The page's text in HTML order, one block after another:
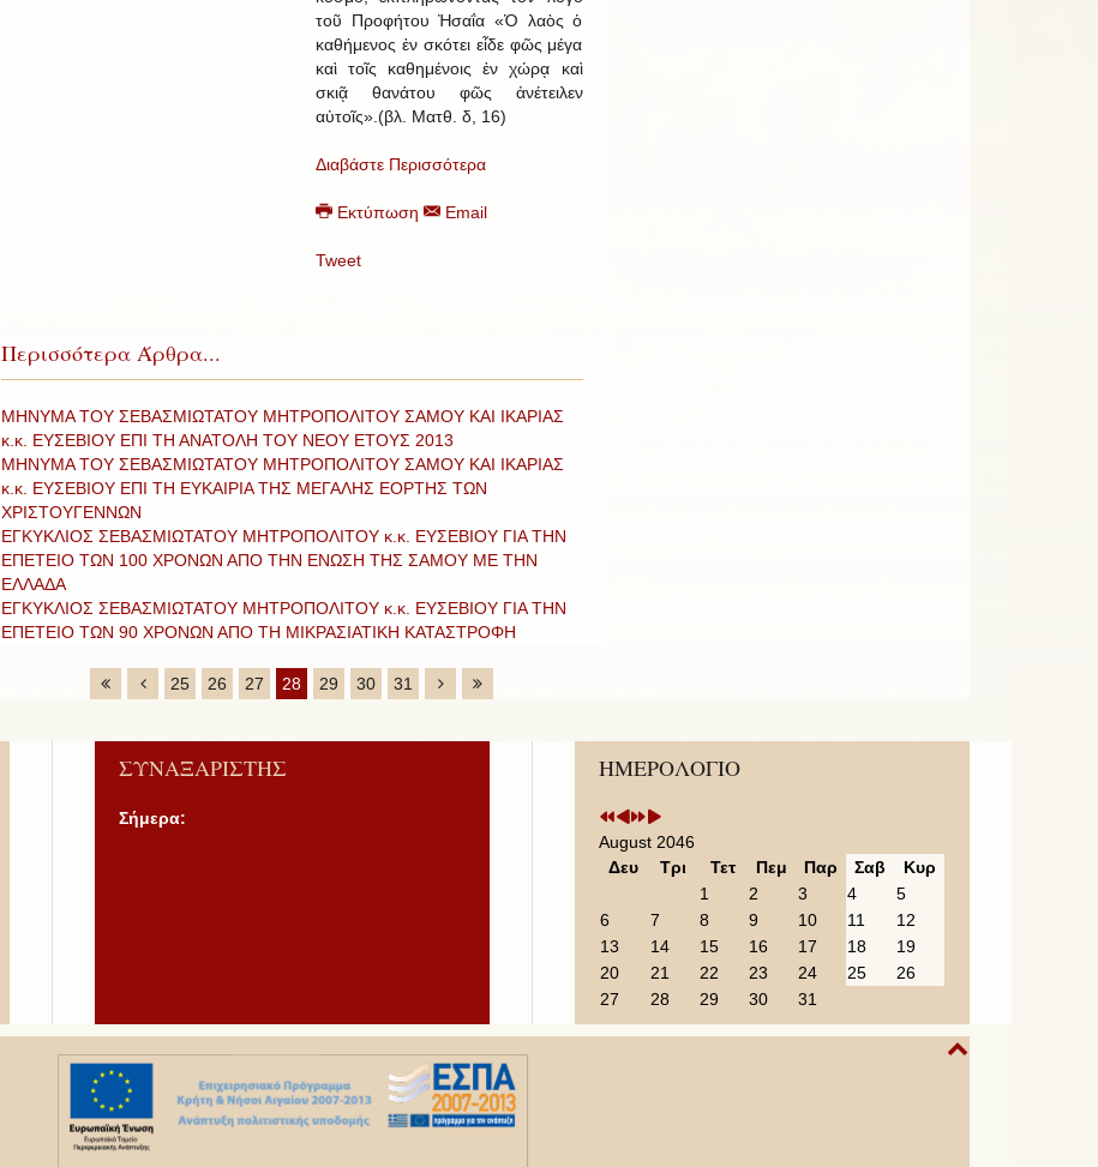
τοῦ Προφήτου Ἠσαΐα «Ὁ λαὸς ὁ
καθήμενος ἐν σκότει εἶδε φῶς μέγα
καὶ τοῖς καθημένοις ἐν χώρᾳ καὶ
σκιᾷ θανάτου φῶς ἀνέτειλεν
αὐτοῖς».(βλ. Ματθ. δ, 16)
Διαβάστε Περισσότερα
Εκτύπωση Email
Tweet
Περισσότερα Άρθρα...
ΜΗΝΥΜΑ ΤΟΥ ΣΕΒΑΣΜΙΩΤΑΤΟΥ ΜΗΤΡΟΠΟΛΙΤΟΥ ΣΑΜΟΥ ΚΑΙ ΙΚΑΡΙΑΣ
κ.κ. ΕΥΣΕΒΙΟΥ ΕΠΙ ΤΗ ΑΝΑΤΟΛΗ ΤΟΥ ΝΕΟΥ ΕΤΟΥΣ 2013
ΜΗΝΥΜΑ ΤΟΥ ΣΕΒΑΣΜΙΩΤΑΤΟΥ ΜΗΤΡΟΠΟΛΙΤΟΥ ΣΑΜΟΥ ΚΑΙ ΙΚΑΡΙΑΣ
κ.κ. ΕΥΣΕΒΙΟΥ ΕΠΙ ΤΗ ΕΥΚΑΙΡΙΑ ΤΗΣ ΜΕΓΑΛΗΣ ΕΟΡΤΗΣ ΤΩΝ
ΧΡΙΣΤΟΥΓΕΝΝΩΝ
ΕΓΚΥΚΛΙΟΣ ΣΕΒΑΣΜΙΩΤΑΤΟΥ ΜΗΤΡΟΠΟΛΙΤΟΥ κ.κ. ΕΥΣΕΒΙΟΥ ΓΙΑ ΤΗΝ
ΕΠΕΤΕΙΟ ΤΩΝ 100 ΧΡΟΝΩΝ ΑΠΟ ΤΗΝ ΕΝΩΣΗ ΤΗΣ ΣΑΜΟΥ ΜΕ ΤΗΝ
ΕΛΛΑΔΑ
ΕΓΚΥΚΛΙΟΣ ΣΕΒΑΣΜΙΩΤΑΤΟΥ ΜΗΤΡΟΠΟΛΙΤΟΥ κ.κ. ΕΥΣΕΒΙΟΥ ΓΙΑ ΤΗΝ
ΕΠΕΤΕΙΟ ΤΩΝ 90 ΧΡΟΝΩΝ ΑΠΟ ΤΗ ΜΙΚΡΑΣΙΑΤΙΚΗ ΚΑΤΑΣΤΡΟΦΗ
25 26 27 28 29 30 31
ΣΥΝΑΞΑΡΙΣΤΗΣ
Σήμερα:
ΗΜΕΡΟΛΟΓΙΟ
Previous
Year
Previous
Month
Next
Year
Next
Month
August 2046
Δευ
Τρι Τετ Πεμ Παρ Σαβ
Κυρ
1
2 3 4
5
6
7 8 9 10 11
12
13
14 15 16 17 18
19
20
21 22 23 24 25
26
27
28 29 30 31